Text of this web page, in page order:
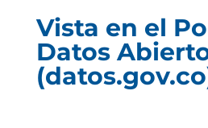
Vista en el
Datos